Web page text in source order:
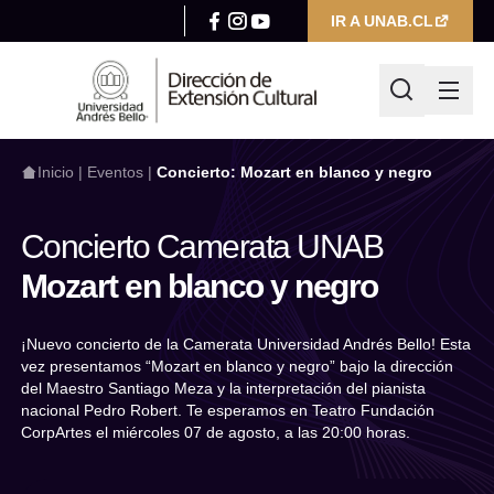
IR A UNAB.CL
¿Qué estás buscando hoy?
Escribir búsqueda
Filtrar por
Categoría
Inicio | Eventos | Concierto: Mozart en blanco y negro
Concierto Camerata UNAB
Mozart en blanco y negro
¡Nuevo concierto de la Camerata Universidad Andrés Bello! Esta
vez presentamos “Mozart en blanco y negro” bajo la dirección
del Maestro Santiago Meza y la interpretación del pianista
nacional Pedro Robert. Te esperamos en Teatro Fundación
CorpArtes el miércoles 07 de agosto, a las 20:00 horas.